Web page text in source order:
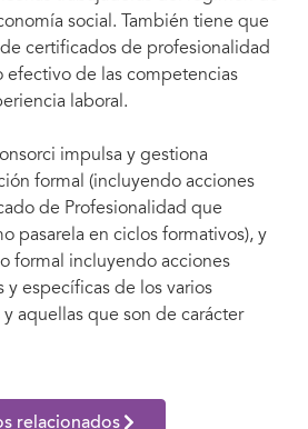
social. También tiene que
certificados de profesionalidad
de las competencias
laboral.
impulsa y gestiona
formal (incluyendo acciones
de Profesionalidad que
pasarela en ciclos formativos), y
formal incluyendo acciones
y específicas de los varios
aquellas que son de carácter
relacionados